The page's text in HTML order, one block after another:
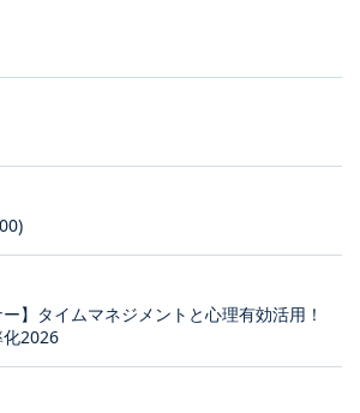
ー】タイムマネジメントと心理有効活用！
2026